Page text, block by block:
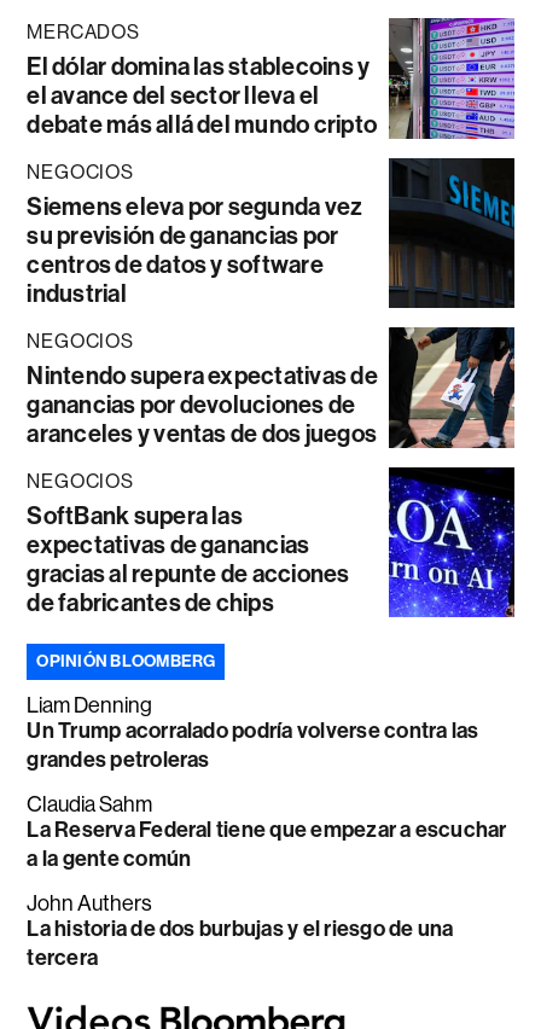
MERCADOS
El dólar domina las stablecoins y
el avance del sector lleva el
debate más allá del mundo cripto
NEGOCIOS
Siemens eleva por segunda vez
su previsión de ganancias por
centros de datos y software
industrial
NEGOCIOS
Nintendo supera expectativas de
ganancias por devoluciones de
aranceles y ventas de dos juegos
NEGOCIOS
SoftBank supera las
expectativas de ganancias
gracias al repunte de acciones
de fabricantes de chips
OPINIÓN BLOOMBERG
Liam Denning
Un Trump acorralado podría volverse contra las
grandes petroleras
Claudia Sahm
La Reserva Federal tiene que empezar a escuchar
a la gente común
John Authers
La historia de dos burbujas y el riesgo de una
tercera